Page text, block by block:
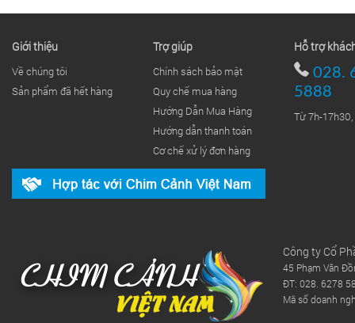
Giới thiệu
Về chúng tôi
Sản phẩm đã hết hàng
Trợ giúp
Chính sách bảo mật
Quy chế mua hàng
Hướng Dẫn Mua Hàng
Hướng dẫn thanh toán
Cơ chế xử lý đơn hàng
Hỗ trợ
028.
5888
Từ 7h-
Công ty Cổ
45 Phạm Văn
ĐT: 028. 6278
Mã số doanh